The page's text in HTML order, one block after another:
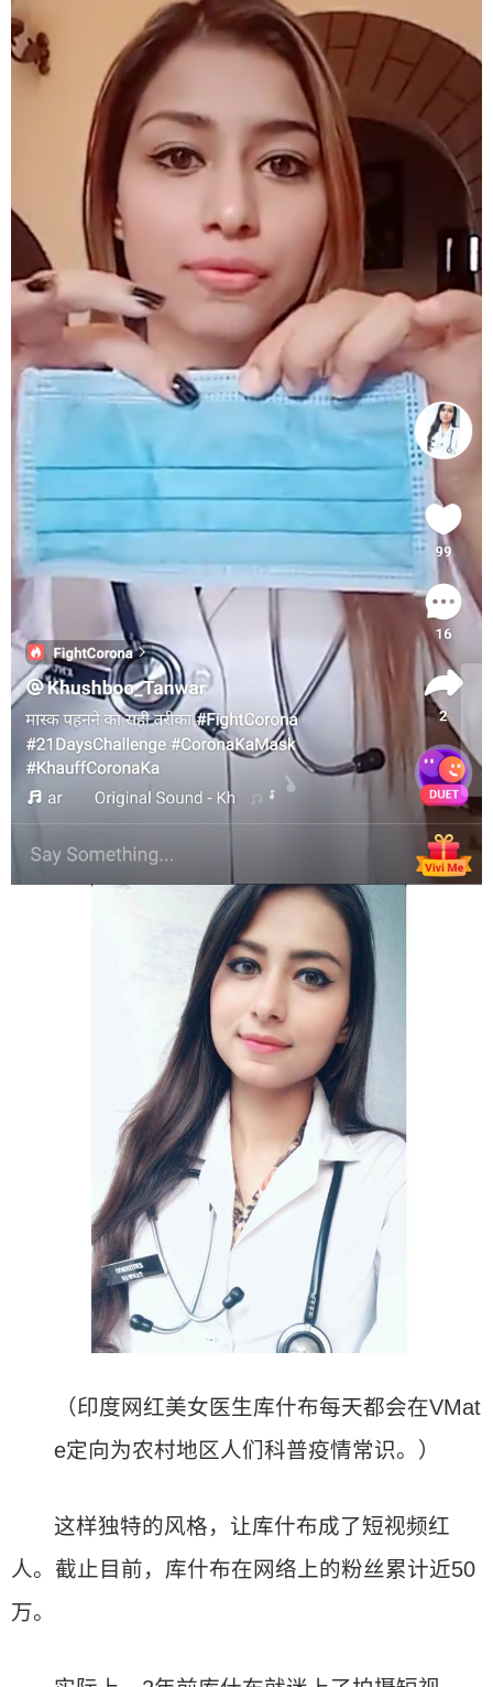
（印度网红美女医生库什布每天都会在VMat
e定向为农村地区人们科普疫情常识。）
这样独特的风格，让库什布成了短视频红
人。截止目前，库什布在网络上的粉丝累计近50
万。